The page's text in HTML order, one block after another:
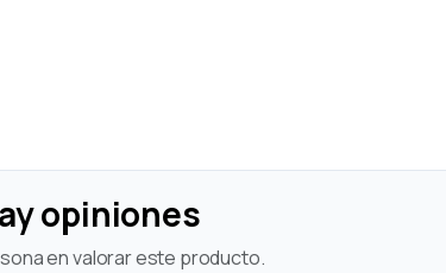
opiniones
en valorar este producto.